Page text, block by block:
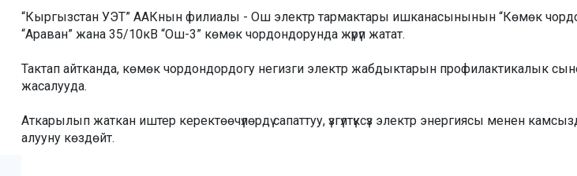
“Кыргызстан УЭТ” ААКнын филиалы - Ош электр тармактары ишканасынынын “Көмөк
“Араван” жана 35/10кВ “Ош-3” көмөк чордондорунда жүрүп жатат.
Тактап айтканда, көмөк чордондордогу негизги электр жабдыктарын профилактикалык
жасалууда.
Аткарылып жаткан иштер керектөөчүлөрдү сапаттуу, үзгүлтүксүз электр энергиясы менен
алууну көздөйт.